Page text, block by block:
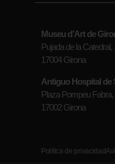
Museu d’Art de
Pujada de la Catedral,
17004 Girona
Antiguo Hospital de
Plaza Pompeu Fabra,
17002 Girona
Política de privacidad